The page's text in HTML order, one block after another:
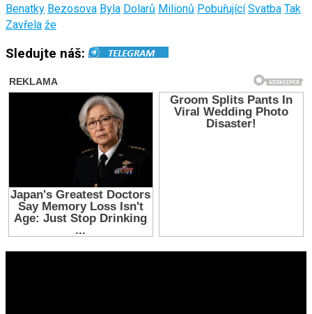
Benatky Bezosova Byla Dolarů Milionů Pobuřující Svatba Tak
Zavřela že
Sledujte náš: